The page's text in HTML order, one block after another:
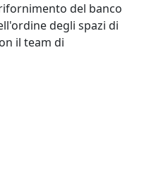
del banco
degli spazi di
il team di